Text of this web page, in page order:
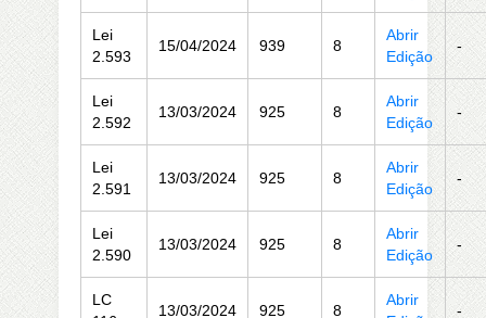
Lei
2.593
15/04/2024 939 8
Abrir
Edição
-
Lei
2.592
13/03/2024 925 8
Abrir
Edição
-
Lei
2.591
13/03/2024 925 8
Abrir
Edição
-
Lei
2.590
13/03/2024 925 8
Abrir
Edição
-
LC
13/03/2024 925 8
Abrir
-